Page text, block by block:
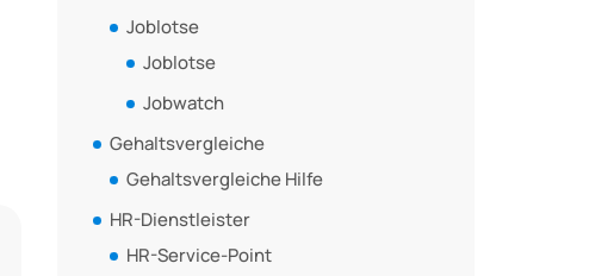
Joblotse
Joblotse
Jobwatch
Gehaltsvergleiche
Gehaltsvergleiche Hilfe
HR-Dienstleister
HR-Service-Point